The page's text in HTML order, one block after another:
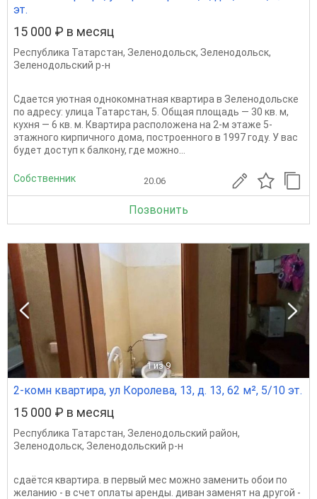
эт.
15 000 ₽ в месяц
Республика Татарстан, Зеленодольск, Зеленодольск,
Зеленодольский р-н
Сдается уютная однокомнатная квартира в Зеленодольске
по адресу: улица Татарстан, 5. Общая площадь — 30 кв. м,
кухня — 6 кв. м. Квартира расположена на 2-м этаже 5-
этажного кирпичного дома, построенного в 1997 году. У вас
будет доступ к балкону, где можно...
Собственник 20.06
Позвонить
1 из 9
2-комн квартира, ул Королева, 13, д. 13, 62 м², 5/10 эт.
15 000 ₽ в месяц
Республика Татарстан, Зеленодольский район,
Зеленодольск, Зеленодольский р-н
сдаётся квартира. в первый мес можно заменить обои по
желанию - в счет оплаты аренды. диван заменят на другой -